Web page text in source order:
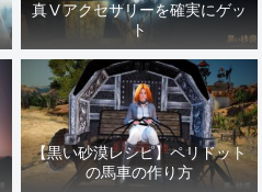
真Ⅴアクセサリーを確実にゲッ
ト
【黒い砂漠レシピ】ペリドット
の馬車の作り方